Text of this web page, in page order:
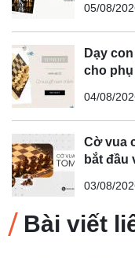
05/08/
Dạy
cho
04/08/
Cờ vua
bắt đầu
03/08/
Bài viết